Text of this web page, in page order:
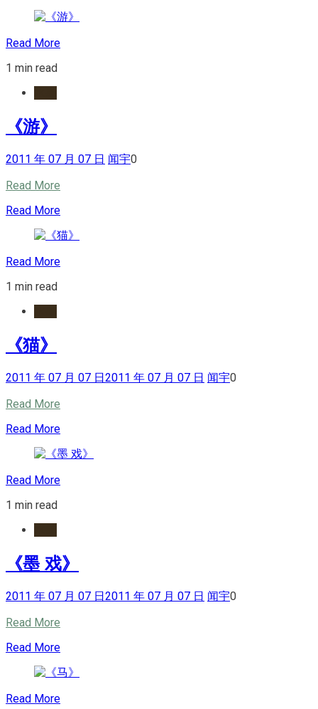
Read More
1 min read
《游》
2011 年 07 月 07 日 闻宇0
Read More
Read More
Read More
1 min read
《猫》
2011 年 07 月 07 日2011 年 07 月 07 日 闻宇0
Read More
Read More
Read More
1 min read
《墨 戏》
2011 年 07 月 07 日2011 年 07 月 07 日 闻宇0
Read More
Read More
Read More